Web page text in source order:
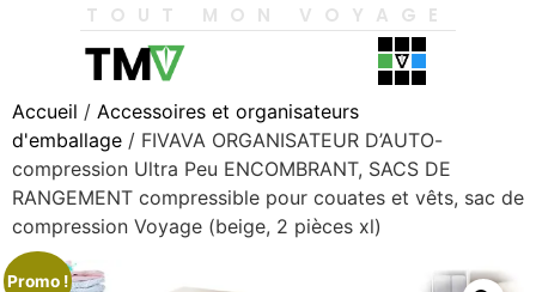
TOUT MON VOYAGE
Accueil / Accessoires et organisateurs
d'emballage / FIVAVA ORGANISATEUR D’AUTO-
compression Ultra Peu ENCOMBRANT, SACS DE
RANGEMENT compressible pour couates et vêts, sac de
compression Voyage (beige, 2 pièces xl)
Promo !